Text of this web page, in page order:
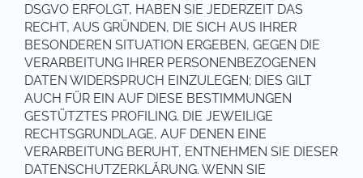
DSGVO ERFOLGT, HABEN SIE JEDERZEIT DAS
RECHT, AUS GRÜNDEN, DIE SICH AUS IHRER
BESONDEREN SITUATION ERGEBEN, GEGEN DIE
VERARBEITUNG IHRER PERSONENBEZOGENEN
DATEN WIDERSPRUCH EINZULEGEN; DIES GILT
AUCH FÜR EIN AUF DIESE BESTIMMUNGEN
GESTÜTZTES PROFILING. DIE JEWEILIGE
RECHTSGRUNDLAGE, AUF DENEN EINE
VERARBEITUNG BERUHT, ENTNEHMEN SIE DIESER
DATENSCHUTZERKLÄRUNG. WENN SIE